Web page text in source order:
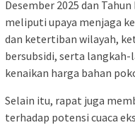
Desember 2025 dan
meliputi upaya menjaga
dan ketertiban wilayah,
bersubsidi, serta
kenaikan harga bahan
Selain itu, rapat juga
terhadap potensi cuaca